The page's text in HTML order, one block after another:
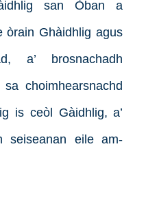
san Òban a
òrain Ghàidhlig agus
a’ brosnachadh
choimhearsnachd
is ceòl Gàidhlig, a’
seiseanan eile am-